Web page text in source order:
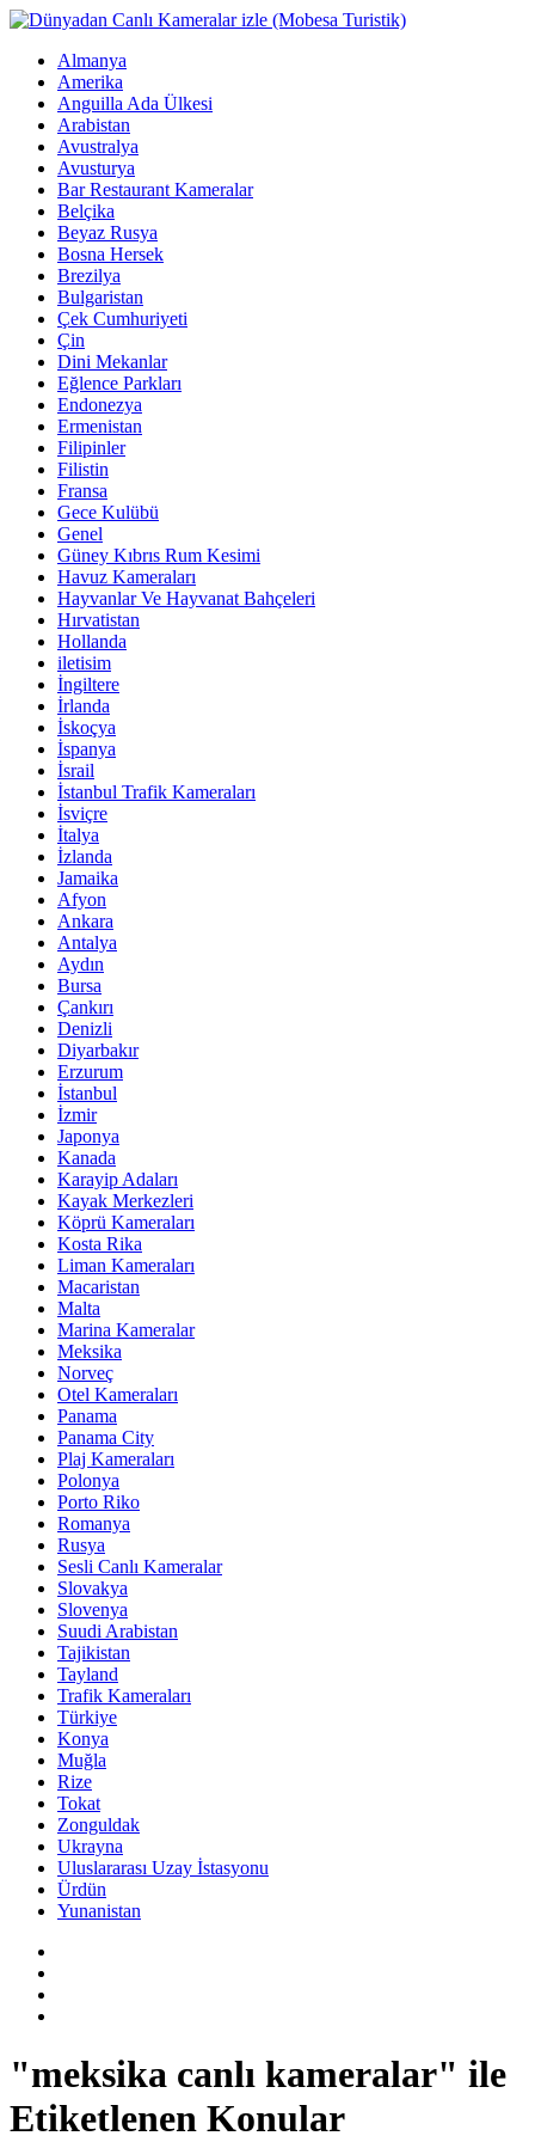
Almanya
Amerika
Anguilla Ada Ülkesi
Arabistan
Avustralya
Avusturya
Bar Restaurant Kameralar
Belçika
Beyaz Rusya
Bosna Hersek
Brezilya
Bulgaristan
Çek Cumhuriyeti
Çin
Dini Mekanlar
Eğlence Parkları
Endonezya
Ermenistan
Filipinler
Filistin
Fransa
Gece Kulübü
Genel
Güney Kıbrıs Rum Kesimi
Havuz Kameraları
Hayvanlar Ve Hayvanat Bahçeleri
Hırvatistan
Hollanda
iletisim
İngiltere
İrlanda
İskoçya
İspanya
İsrail
İstanbul Trafik Kameraları
İsviçre
İtalya
İzlanda
Jamaika
Afyon
Ankara
Antalya
Aydın
Bursa
Çankırı
Denizli
Diyarbakır
Erzurum
İstanbul
İzmir
Japonya
Kanada
Karayip Adaları
Kayak Merkezleri
Köprü Kameraları
Kosta Rika
Liman Kameraları
Macaristan
Malta
Marina Kameralar
Meksika
Norveç
Otel Kameraları
Panama
Panama City
Plaj Kameraları
Polonya
Porto Riko
Romanya
Rusya
Sesli Canlı Kameralar
Slovakya
Slovenya
Suudi Arabistan
Tajikistan
Tayland
Trafik Kameraları
Türkiye
Konya
Muğla
Rize
Tokat
Zonguldak
Ukrayna
Uluslararası Uzay İstasyonu
Ürdün
Yunanistan
"meksika canlı kameralar" ile
Etiketlenen Konular